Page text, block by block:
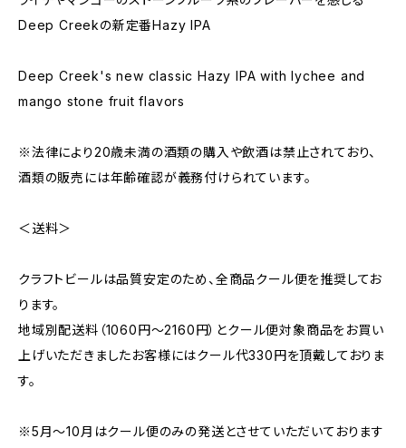
Deep Creekの新定番Hazy IPA
Deep Creek's new classic Hazy IPA with lychee and
mango stone fruit flavors
※法律により20歳未満の酒類の購入や飲酒は禁止されており、
酒類の販売には年齢確認が義務付けられています。
＜送料＞
クラフトビールは品質安定のため、全商品クール便を推奨してお
ります。
地域別配送料（1060円～2160円）とクール便対象商品をお買い
上げいただきましたお客様にはクール代330円を頂戴しておりま
す。
※5月～10月はクール便のみの発送とさせていただいております